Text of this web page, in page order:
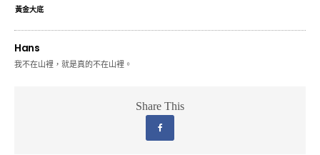
黃金大底
Hans
我不在山裡，就是真的不在山裡。
Share This